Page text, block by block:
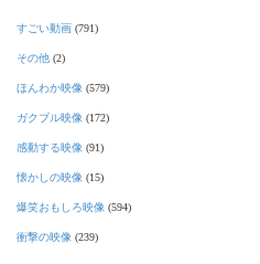
すごい動画 (791)
その他 (2)
ほんわか映像 (579)
ガクブル映像 (172)
感動する映像 (91)
懐かしの映像 (15)
爆笑おもしろ映像 (594)
衝撃の映像 (239)